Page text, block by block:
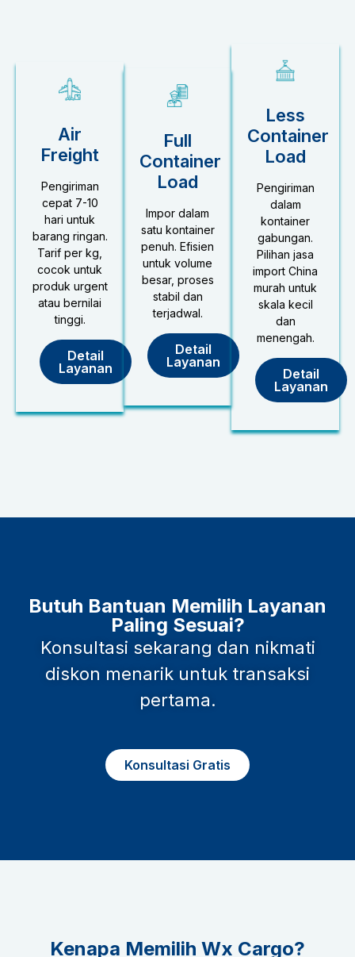
Air
Freight
Pengiriman
cepat 7-10
hari untuk
barang ringan.
Tarif per kg,
cocok untuk
produk urgent
atau bernilai
tinggi.
Detail
Layanan
Full
Container
Load
Impor dalam
satu kontainer
penuh. Efisien
untuk volume
besar, proses
stabil dan
terjadwal.
Detail
Layanan
Less
Container
Load
Pengiriman
dalam
kontainer
gabungan.
Pilihan jasa
import China
murah untuk
skala kecil
dan
menengah.
Detail
Layanan
Butuh Bantuan Memilih Layanan
Paling Sesuai?
Konsultasi sekarang dan nikmati
diskon menarik untuk transaksi
pertama.
Konsultasi Gratis
Kenapa Memilih Wx Cargo?